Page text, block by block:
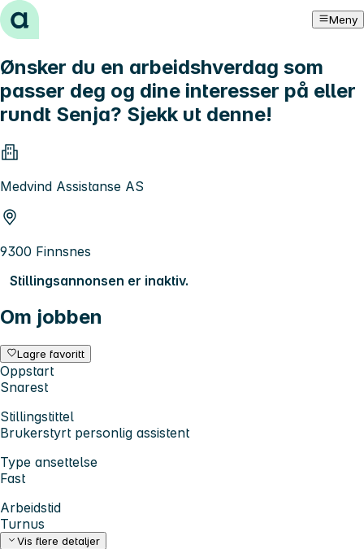
Hopp til innhold Meny
Ønsker du en arbeidshverdag som
passer deg og dine interesser på eller
rundt Senja? Sjekk ut denne!
Medvind Assistanse AS
9300 Finnsnes
Stillingsannonsen er inaktiv.
Om jobben
Lagre favoritt
Oppstart
Snarest
Stillingstittel
Brukerstyrt personlig assistent
Type ansettelse
Fast
Arbeidstid
Turnus
Vis flere detaljer